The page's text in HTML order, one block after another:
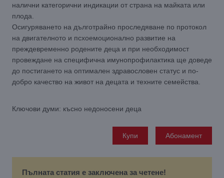
налични категорични индикации от страна на майката или
плода.
Осигуряването на дълготрайно проследяване по протокол
на двигателното и псхоемоционално развитие на
преждевременно родените деца и при необходимост
провеждане на специфична имунопрофилактика ще доведе
до постигането на оптимален здравословен статус и по-
добро качество на живот на децата и техните семейства.
Ключови думи: късно недоносени деца
Купи Абонамент
Пълната статия е заключена за четене!